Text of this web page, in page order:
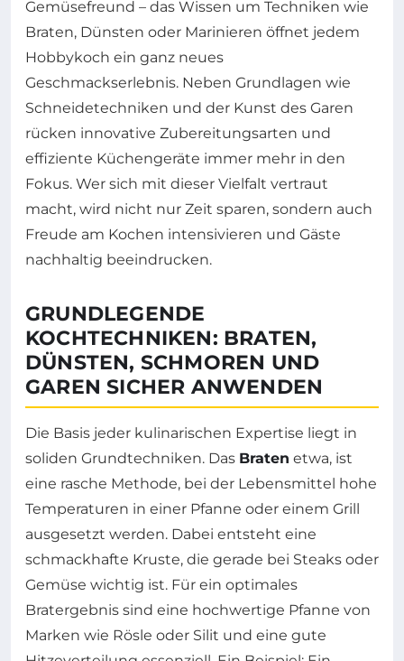
Gemüsefreund – das Wissen um Techniken wie
Braten, Dünsten oder Marinieren öffnet jedem
Hobbykoch ein ganz neues
Geschmackserlebnis. Neben Grundlagen wie
Schneidetechniken und der Kunst des Garen
rücken innovative Zubereitungsarten und
effiziente Küchengeräte immer mehr in den
Fokus. Wer sich mit dieser Vielfalt vertraut
macht, wird nicht nur Zeit sparen, sondern auch
Freude am Kochen intensivieren und Gäste
nachhaltig beeindrucken.
GRUNDLEGENDE
KOCHTECHNIKEN: BRATEN,
DÜNSTEN, SCHMOREN UND
GAREN SICHER ANWENDEN
Die Basis jeder kulinarischen Expertise liegt in
soliden Grundtechniken. Das Braten etwa, ist
eine rasche Methode, bei der Lebensmittel hohe
Temperaturen in einer Pfanne oder einem Grill
ausgesetzt werden. Dabei entsteht eine
schmackhafte Kruste, die gerade bei Steaks oder
Gemüse wichtig ist. Für ein optimales
Bratergebnis sind eine hochwertige Pfanne von
Marken wie Rösle oder Silit und eine gute